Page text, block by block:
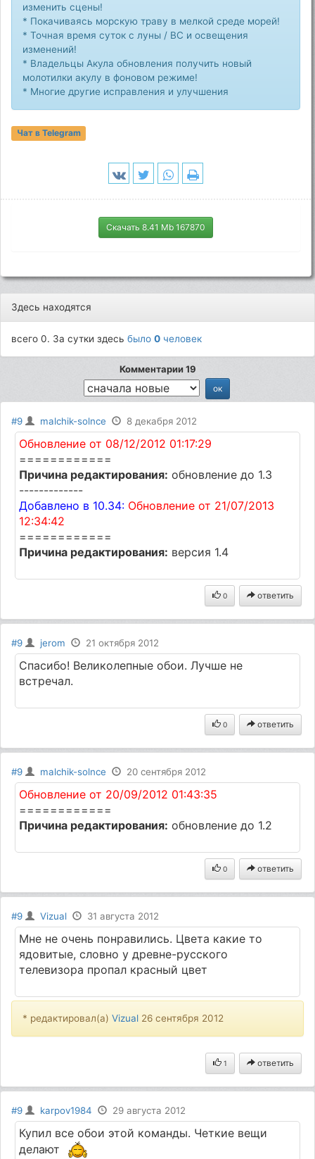
изменить сцены!
* Покачиваясь морскую траву в мелкой среде морей!
* Точная время суток с луны / ВС и освещения
изменений!
* Владельцы Акула обновления получить новый
молотилки акулу в фоновом режиме!
* Многие другие исправления и улучшения
Чат в Telegram
Скачать 8.41 Mb 167870
Здесь находятся
всего 0. За сутки здесьбыло0 человек
Комментарии 19
#9 malchik-solnce 8 декабря 2012
Обновление от 08/12/2012 01:17:29
============
Причина редактирования: обновление до 1.3
-------------
Добавлено в 10.34: Обновление от 21/07/2013
12:34:42
============
Причина редактирования: версия 1.4
0 ответить
#9 jerom 21 октября 2012
Спасибо! Великолепные обои. Лучше не
встречал.
0 ответить
#9 malchik-solnce 20 сентября 2012
Обновление от 20/09/2012 01:43:35
============
Причина редактирования: обновление до 1.2
0 ответить
#9 Vizual 31 августа 2012
Мне не очень понравились. Цвета какие то
ядовитые, словно у древне-русского
телевизора пропал красный цвет
* редактировал(а)Vizual 26 сентября 2012
1 ответить
#9 karpov1984 29 августа 2012
Купил все обои этой команды. Четкие вещи
делают